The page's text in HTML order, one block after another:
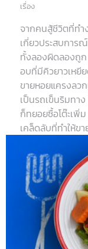
เรื่อง
จากคนสู้ชีวิตที่ทำ
เกี่ยวประสบการ
ทั้งลองผิดลองถู
อบที่มีคิวยาวเห
ขายหอยแครงลว
เป็นรถเข็นริมทา
ก็ทยอยซื้อโต๊ะเพิ่
เคล็ดลับที่ทำให้ข
ลูกค้า ด้วยเน้นแ
ร้านสั่งปูเป็นๆ จ
รสหวาน ส่วนกุ้ง
หม้อ วุ้นเส้นสั่งพิ
แป้ง จึงเหนียว
เฉพาะได้รสเข้ม
พร้อมน้ำจิ้มซีฟู้ด
ทุกวันและน้ำจิ้มถั่